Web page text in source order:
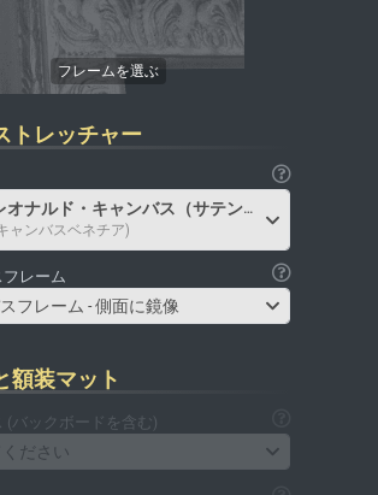
トレッチャー
オナルド・キャンバス（サテン）
ャンバスベネチア)
レーム
フレーム - 側面に鏡像
額装マット
(バックボードを含む)
ださい